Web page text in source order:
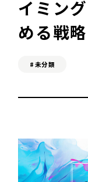
C
ADVICE
イミン
める戦略
#未分類